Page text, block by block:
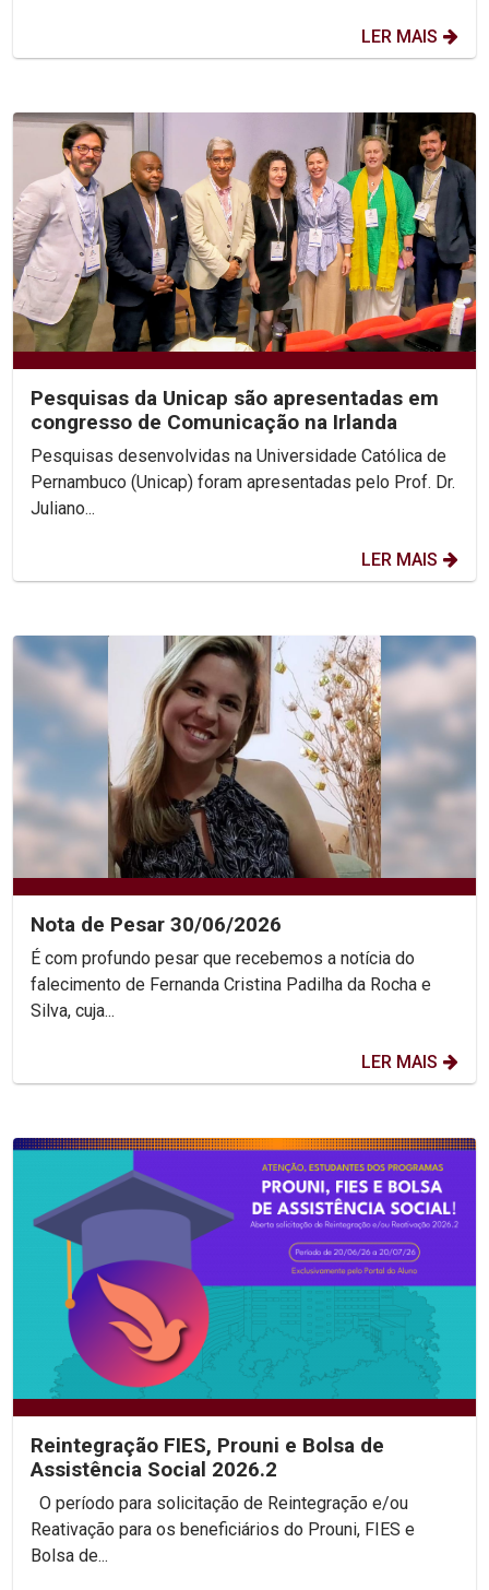
LER MAIS
Pesquisas da Unicap são apresentadas em
congresso de Comunicação na Irlanda
Pesquisas desenvolvidas na Universidade Católica de
Pernambuco (Unicap) foram apresentadas pelo Prof. Dr.
Juliano...
LER MAIS
Nota de Pesar 30/06/2026
É com profundo pesar que recebemos a notícia do
falecimento de Fernanda Cristina Padilha da Rocha e
Silva, cuja...
LER MAIS
Reintegração FIES, Prouni e Bolsa de
Assistência Social 2026.2
Reativação para os beneficiários do Prouni, FIES e
Bolsa de...